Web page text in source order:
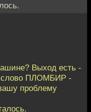
Выход есть -
слово ПЛОМБИР -
проблему